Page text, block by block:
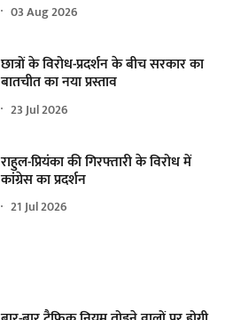
03 Aug 2026
छात्रों के विरोध-प्रदर्शन के बीच सरकार का
बातचीत का नया प्रस्ताव
23 Jul 2026
राहुल-प्रियंका की गिरफ्तारी के विरोध में
कांग्रेस का प्रदर्शन
21 Jul 2026